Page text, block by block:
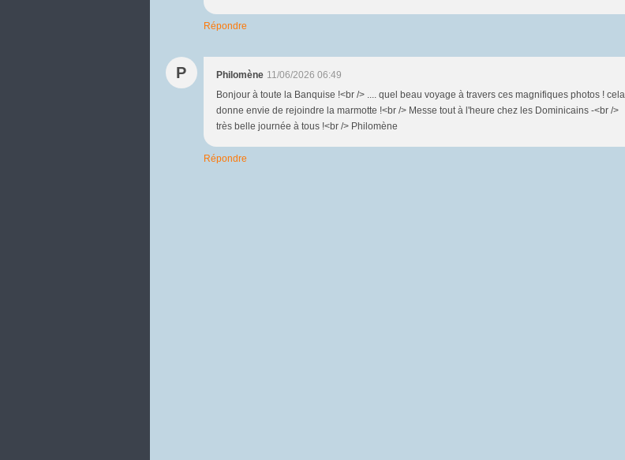
Répondre
P Philomène 11/06/2026 06:49
Bonjour à toute la Banquise !<br /> .... quel beau voyage à travers ces magnifiques photos ! cela
donne envie de rejoindre la marmotte !<br /> Messe tout à l'heure chez les Dominicains -<br />
très belle journée à tous !<br /> Philomène
Répondre